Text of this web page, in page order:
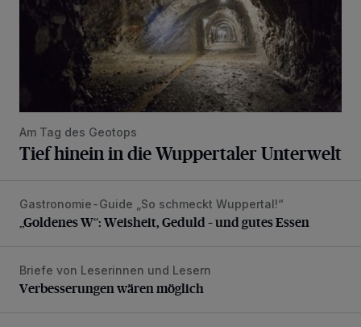
Am Tag des Geotops
Tief hinein in die Wuppertaler Unterwelt
„Goldenes W“: Weisheit, Geduld – und gutes Essen
Gastronomie-Guide „So schmeckt Wuppertal!“
„Goldenes W“: Weisheit, Geduld – und gutes Essen
Verbesserungen wären möglich
Briefe von Leserinnen und Lesern
Verbesserungen wären möglich